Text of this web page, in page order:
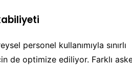
personel kullanımıyla sınırlı
de optimize ediliyor. Farklı